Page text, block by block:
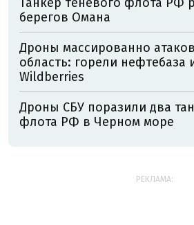
берегов Омана
Дроны массированно
область: горели нефтебаза
Wildberries
Дроны СБУ поразили два
флота РФ в Черном море
РЕКЛАМА: